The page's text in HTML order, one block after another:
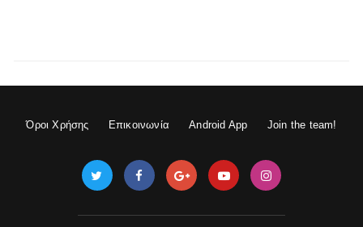
Όροι Χρήσης Επικοινωνία Android App Join the team!